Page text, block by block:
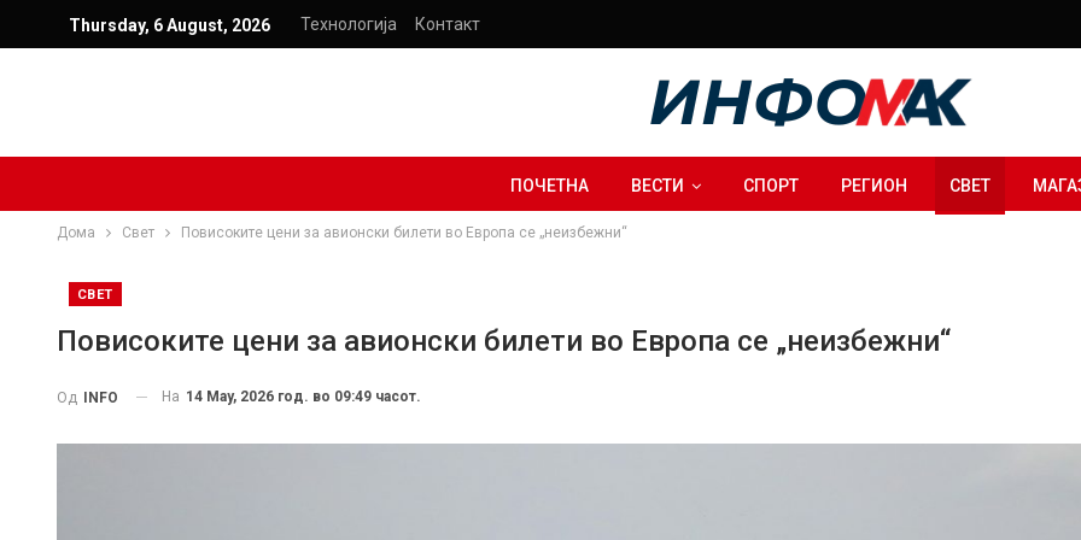
Thursday, 6 August, 2026 Технологија Контакт
ПОЧЕТНА ВЕСТИ СПОРТ РЕГИОН СВЕТ
Дома Свет Повисоките цени за авионски билети во Европа се „неизбежни“
СВЕТ
Повисоките цени за авионски билети во Европа се „неизбежни“
Од INFO На 14 May, 2026 год. во 09:49 часот.